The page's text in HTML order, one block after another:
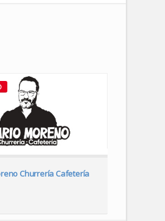
Churrería Cafetería